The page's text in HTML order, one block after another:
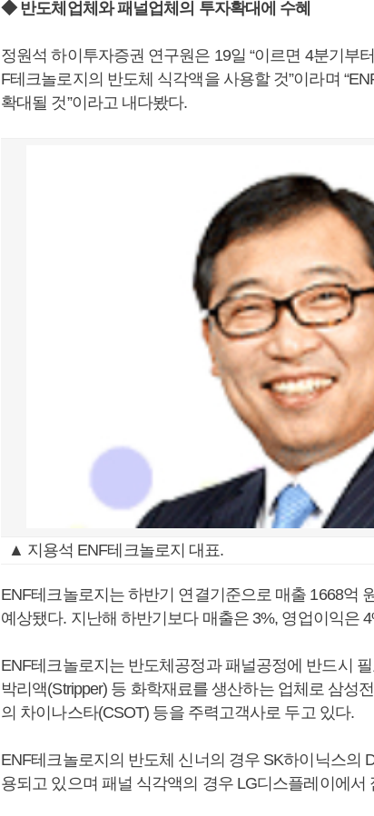
◆ 반도체업체와 패널업체의 투자확대에 수혜
정원석 하이투자증권 연구원은 19일 “이르면 4분기부
F테크놀로지의 반도체 식각액을 사용할 것”이라며
확대될 것”이라고 내다봤다.
▲ 지용석 ENF테크놀로지 대표.
ENF테크놀로지는 하반기 연결기준으로 매출 1668억
예상됐다. 지난해 하반기보다 매출은 3%, 영업이익은
ENF테크놀로지는 반도체공정과 패널공정에 반드시
박리액(Stripper) 등 화학재료를 생산하는 업체로 삼성
의 차이나스타(CSOT) 등을 주력고객사로 두고 있다.
ENF테크놀로지의 반도체 신너의 경우 SK하이닉스의
용되고 있으며 패널 식각액의 경우 LG디스플레이에서